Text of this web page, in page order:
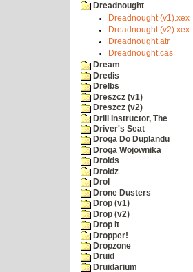
Dreadnought
Dreadnought (v1).xex
Dreadnought (v2).xex
Dreadnought.atr
Dreadnought.cas
Dream
Dredis
Drelbs
Dreszcz (v1)
Dreszcz (v2)
Drill Instructor, The
Driver's Seat
Droga Do Duplandu
Droga Wojownika
Droids
Droidz
Drol
Drone Dusters
Drop (v1)
Drop (v2)
Drop It
Dropper!
Dropzone
Druid
Druidarium